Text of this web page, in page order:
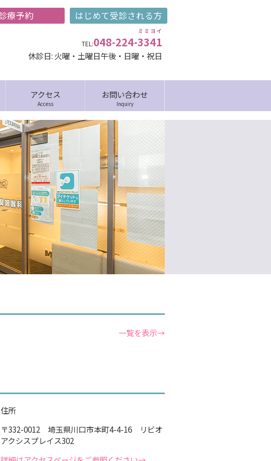
TEL:048-224-3341
ミミヨイ
休診日: 火曜・土曜日午後・日曜・祝日
アクセス
Access
お問い合わせ
Inquiry
一覧を表示→
住所
〒332-0012 埼玉県川口市本町4-4-16 リビオ
アクシスプレイス302